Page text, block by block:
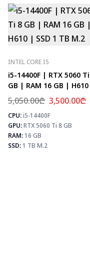
INTEL CORE I5
i5-14400F | RTX 5060
GB | RAM 16 GB |
SSD 1 TB M.2
5,050.00₾ 3,500.00₾
CPU:i5-14400F
GPU:RTX 5060 Ti 8 GB
RAM:16 GB
SSD:1 TB M.2